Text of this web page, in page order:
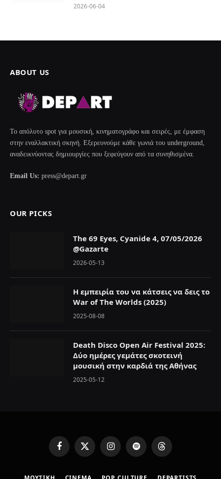
2026-06-04
ABOUT US
Το απόλυτο spot για μουσική, κινηματογράφο και σειρές, με έμφαση
στην εναλλακτική σκηνή. Εξερευνούμε κάθε γωνιά του underground,
αναδεικνύοντας δημιουργίες που ξεφεύγουν από τα συνηθισμένα.
Email Us: press@depart.gr
OUR PICKS
The 69 Eyes, Cyanide 4, 07/05/2026
@Gazarte
2026-05-13
Η εμπειρία του να κάτσεις να δεις το
War of The Worlds (2025)
2025-08-08
Death Disco Open Air Festival 2025:
Δύο ημέρες γεμάτες σκοτεινή
μουσική στην καρδιά της Αθήνας
2025-05-12
F
X
I
S
T